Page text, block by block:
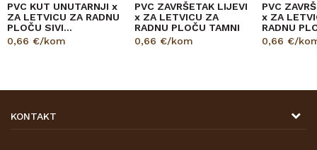
PVC KUT UNUTARNJI x
ZA LETVICU ZA RADNU
PLOČU SIVI
12523691010/98102
0,66 €/kom
PVC ZAVRŠETAK LIJEVI
x ZA LETVICU ZA
RADNU PLOČU TAMNI
0,66 €/kom
PVC
x ZA
RADNU
0,66 €/
KONTAKT